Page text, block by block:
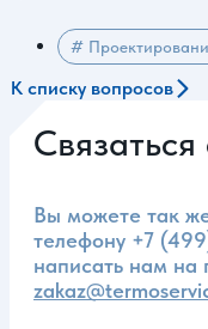
#
К списку вопросов
Вы можете так
телефону +7
написать нам на